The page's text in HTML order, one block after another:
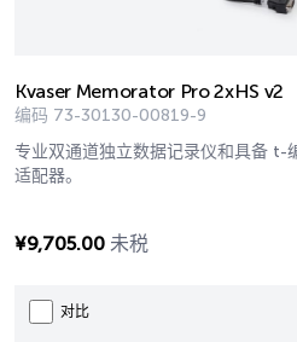
Kvaser Memorator Pro 2xHS v2
编码 73-30130-00819-9
专业双通道独立数据记录仪和具备 t-
适配器。
¥9,705.00 未税
对比